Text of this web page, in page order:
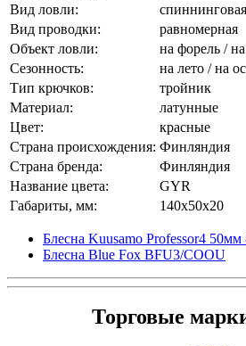
Вид ловли:
спиннинговая
Вид проводки:
равномерная
Объект ловли:
на форель /
Сезонность:
на лето / на
Тип крючков:
тройник
Материал:
латунные
Цвет:
красные
Страна происхождения: Финляндия
Страна бренда:
Финляндия
Название цвета:
GYR
Габариты, мм:
140x50x20
Блесна Kuusamo Professor4
Блесна Blue Fox BFU3/COOU
Торговые